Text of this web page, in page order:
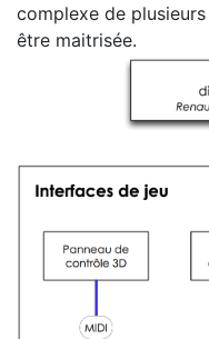
complexe de
être maitrisée.